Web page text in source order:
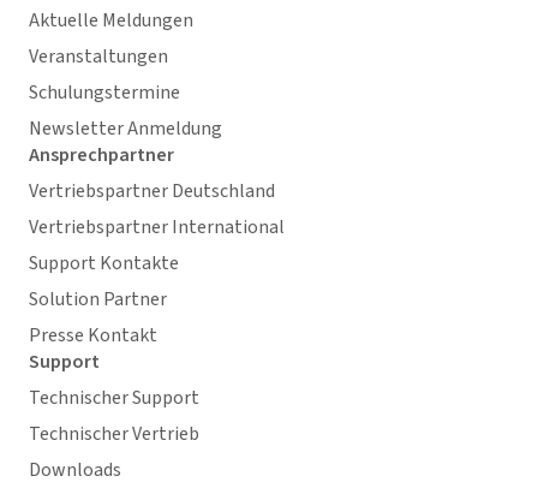
Aktuelle Meldungen
Veranstaltungen
Schulungstermine
Newsletter Anmeldung
Ansprechpartner
Vertriebspartner Deutschland
Vertriebspartner International
Support Kontakte
Solution Partner
Presse Kontakt
Support
Technischer Support
Technischer Vertrieb
Downloads